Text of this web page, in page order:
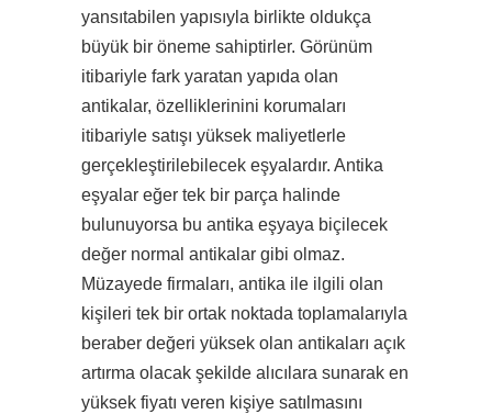
yansıtabilen yapısıyla birlikte oldukça
büyük bir öneme sahiptirler. Görünüm
itibariyle fark yaratan yapıda olan
antikalar, özelliklerinini korumaları
itibariyle satışı yüksek maliyetlerle
gerçekleştirilebilecek eşyalardır. Antika
eşyalar eğer tek bir parça halinde
bulunuyorsa bu antika eşyaya biçilecek
değer normal antikalar gibi olmaz.
Müzayede firmaları, antika ile ilgili olan
kişileri tek bir ortak noktada toplamalarıyla
beraber değeri yüksek olan antikaları açık
artırma olacak şekilde alıcılara sunarak en
yüksek fiyatı veren kişiye satılmasını